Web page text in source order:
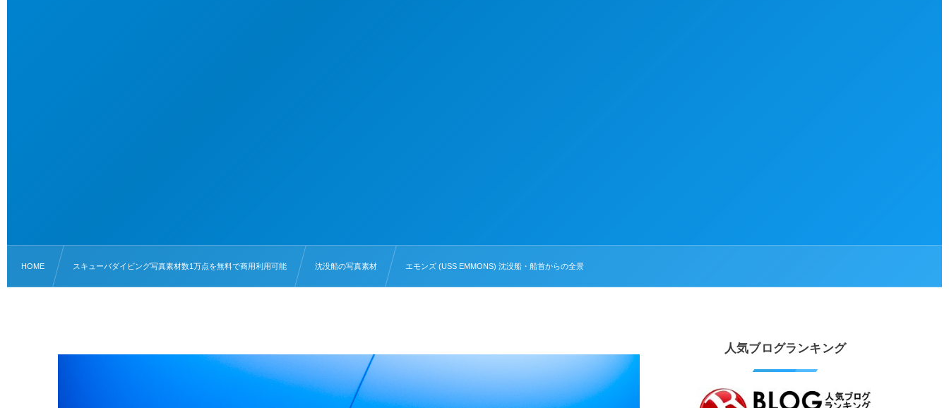
HOME スキューバダイビング写真素材数1万点を無料で商用利用可能 沈没船の写真素材 エモンズ (USS EMMONS) 沈没船・船首からの全景
人気ブログランキング